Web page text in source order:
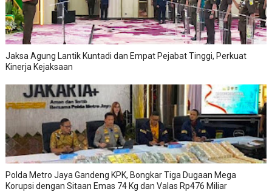
Jaksa Agung Lantik Kuntadi dan Empat Pejabat Tinggi, Perkuat
Kinerja Kejaksaan
Polda Metro Jaya Gandeng KPK, Bongkar Tiga Dugaan Mega
Korupsi dengan Sitaan Emas 74 Kg dan Valas Rp476 Miliar